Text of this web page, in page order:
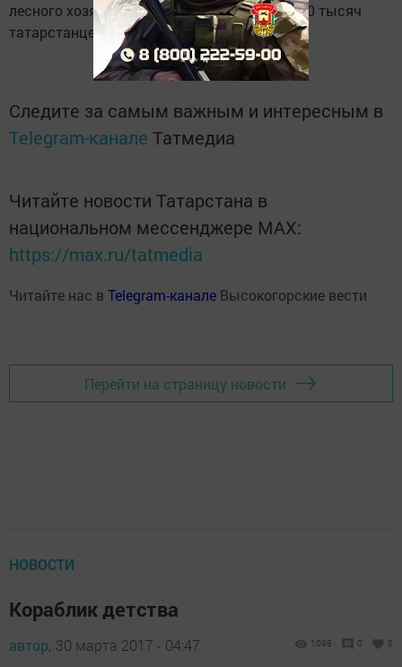
лесного хозяйства присоединились более 30 тысяч
татарстанцев.
Следите за самым важным и интересным в
Telegram-канале Татмедиа
Читайте новости Татарстана в
национальном мессенджере MАХ:
https://max.ru/tatmedia
Читайте нас в Telegram-канале Высокогорские вести
Перейти на страницу новости
НОВОСТИ
Кораблик детства
автор, 30 марта 2017 - 04:47 1098 0 0